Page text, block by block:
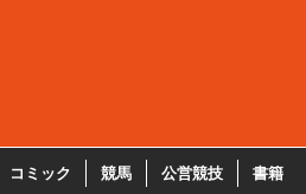
コミック 競馬 公営競技 書籍